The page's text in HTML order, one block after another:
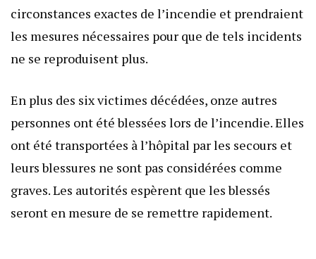
circonstances exactes de l’incendie et prendraient
les mesures nécessaires pour que de tels incidents
ne se reproduisent plus.
En plus des six victimes décédées, onze autres
personnes ont été blessées lors de l’incendie. Elles
ont été transportées à l’hôpital par les secours et
leurs blessures ne sont pas considérées comme
graves. Les autorités espèrent que les blessés
seront en mesure de se remettre rapidement.